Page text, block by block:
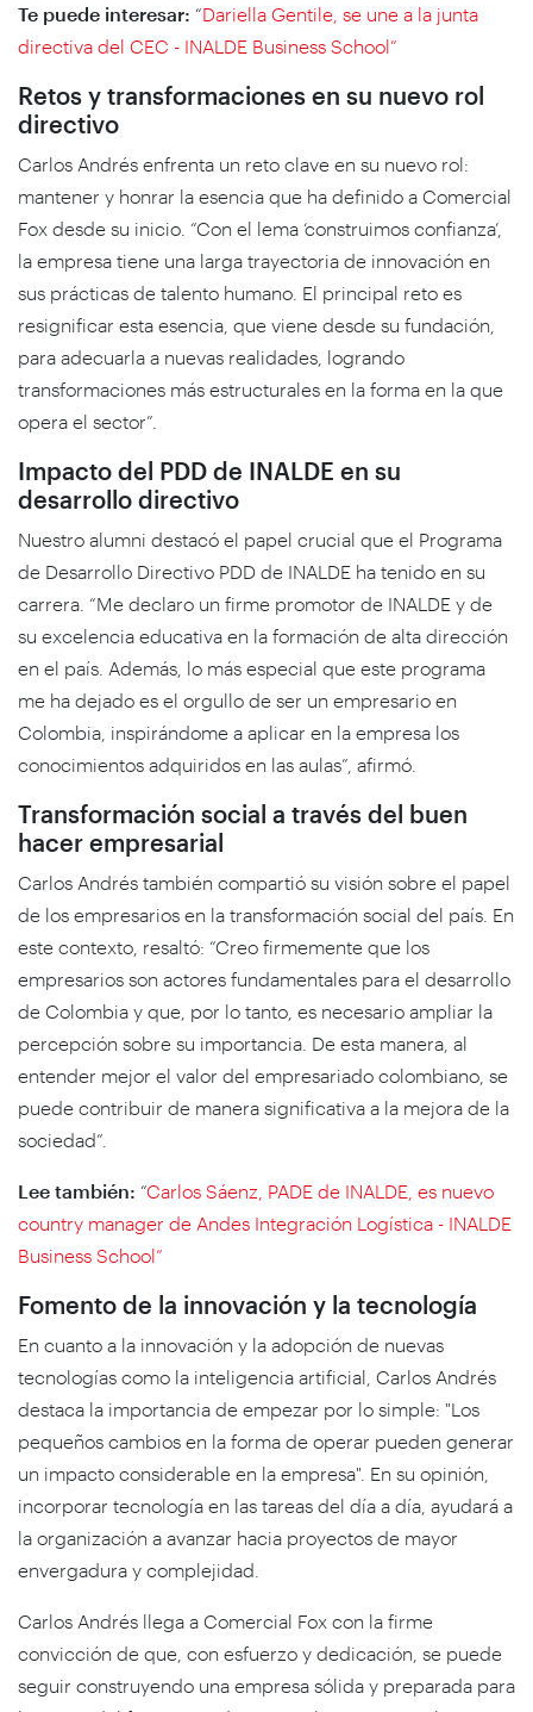
Te puede interesar: “Dariella Gentile, se une a la junta
directiva del CEC - INALDE Business School”
Retos y transformaciones en su nuevo rol
directivo
Carlos Andrés enfrenta un reto clave en su nuevo rol:
mantener y honrar la esencia que ha definido a Comercial
Fox desde su inicio. “Con el lema ‘construimos confianza’,
la empresa tiene una larga trayectoria de innovación en
sus prácticas de talento humano. El principal reto es
resignificar esta esencia, que viene desde su fundación,
para adecuarla a nuevas realidades, logrando
transformaciones más estructurales en la forma en la que
opera el sector”.
Impacto del PDD de INALDE en su
desarrollo directivo
Nuestro alumni destacó el papel crucial que el Programa
de Desarrollo Directivo PDD de INALDE ha tenido en su
carrera. “Me declaro un firme promotor de INALDE y de
su excelencia educativa en la formación de alta dirección
en el país. Además, lo más especial que este programa
me ha dejado es el orgullo de ser un empresario en
Colombia, inspirándome a aplicar en la empresa los
conocimientos adquiridos en las aulas”, afirmó.
Transformación social a través del buen
hacer empresarial
Carlos Andrés también compartió su visión sobre el papel
de los empresarios en la transformación social del país. En
este contexto, resaltó: “Creo firmemente que los
empresarios son actores fundamentales para el desarrollo
de Colombia y que, por lo tanto, es necesario ampliar la
percepción sobre su importancia. De esta manera, al
entender mejor el valor del empresariado colombiano, se
puede contribuir de manera significativa a la mejora de la
sociedad”.
Lee también: “Carlos Sáenz, PADE de INALDE, es nuevo
country manager de Andes Integración Logística - INALDE
Business School”
Fomento de la innovación y la tecnología
En cuanto a la innovación y la adopción de nuevas
tecnologías como la inteligencia artificial, Carlos Andrés
destaca la importancia de empezar por lo simple: "Los
pequeños cambios en la forma de operar pueden generar
un impacto considerable en la empresa". En su opinión,
incorporar tecnología en las tareas del día a día, ayudará a
la organización a avanzar hacia proyectos de mayor
envergadura y complejidad.
Carlos Andrés llega a Comercial Fox con la firme
convicción de que, con esfuerzo y dedicación, se puede
seguir construyendo una empresa sólida y preparada para